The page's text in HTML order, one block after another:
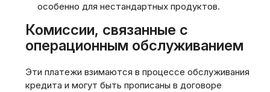
особенно для нестандартных продуктов.
Комиссии, связанные с
операционным обслуживанием
Эти платежи взимаются в процессе обслуживания
кредита и могут быть прописаны в договоре